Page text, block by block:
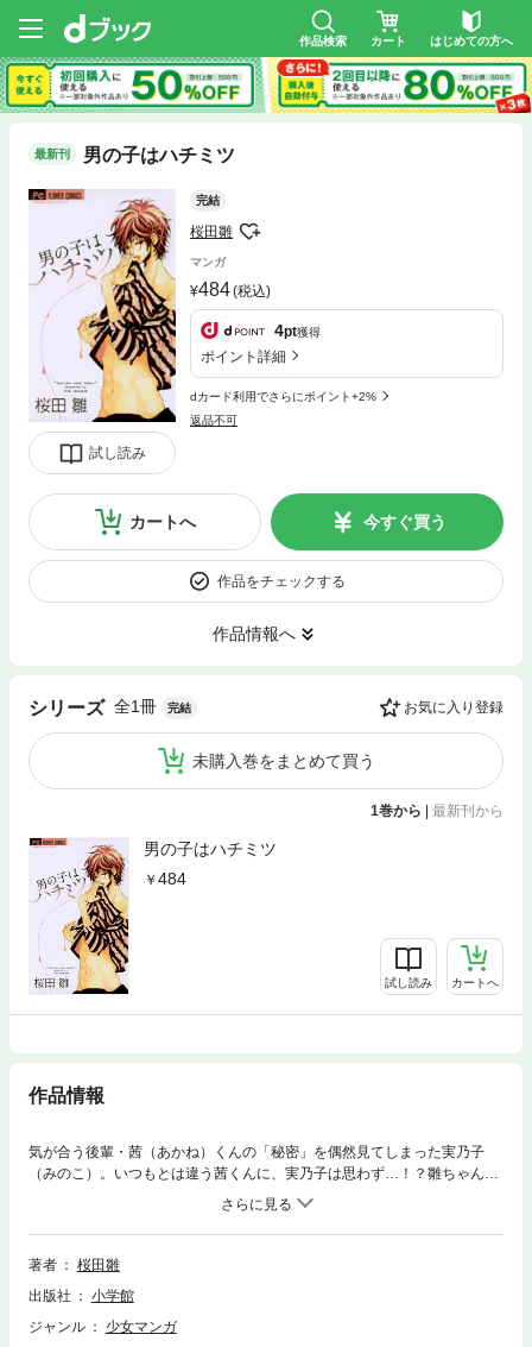
作品検索 カート はじめての方へ
最新刊 男の子はハチミツ
試し読み
完結
桜田雛
マンガ
484(税込)
4pt獲得
ポイント詳細
dカード利用でさらにポイント+2%
返品不可
カートへ 今すぐ買う
作品をチェックする
作品情報へ
シリーズ 全1冊 完結 お気に入り登録
未購入巻をまとめて買う
1巻から | 最新刊から
男の子はハチミツ
484
試し読み カートへ
作品情報
気が合う後輩・茜（あかね）くんの「秘密」を偶然見てしまった実乃子
（みのこ）。いつもとは違う茜くんに、実乃子は思わず…！？雛ちゃんが
著者
桜田雛
出版社
小学館
ジャンル
少女マンガ